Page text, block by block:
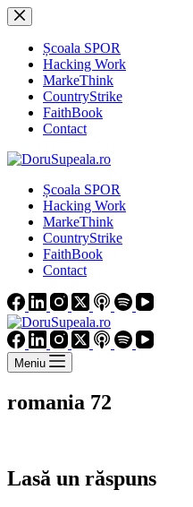
Sari
la
conținutȘcoala SPOR
Hacking Work
MarkeThink
CountryStrike
FaithBook
Contact
Școala SPOR
Hacking Work
MarkeThink
CountryStrike
FaithBook
Contact
Meniu
romania 72
Lasă un răspuns